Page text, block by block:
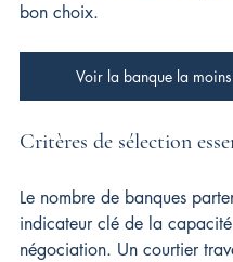
bon choix.
Voir la banque la
Critères de sélection
Le nombre de banques
indicateur clé de la
négociation. Un courtier